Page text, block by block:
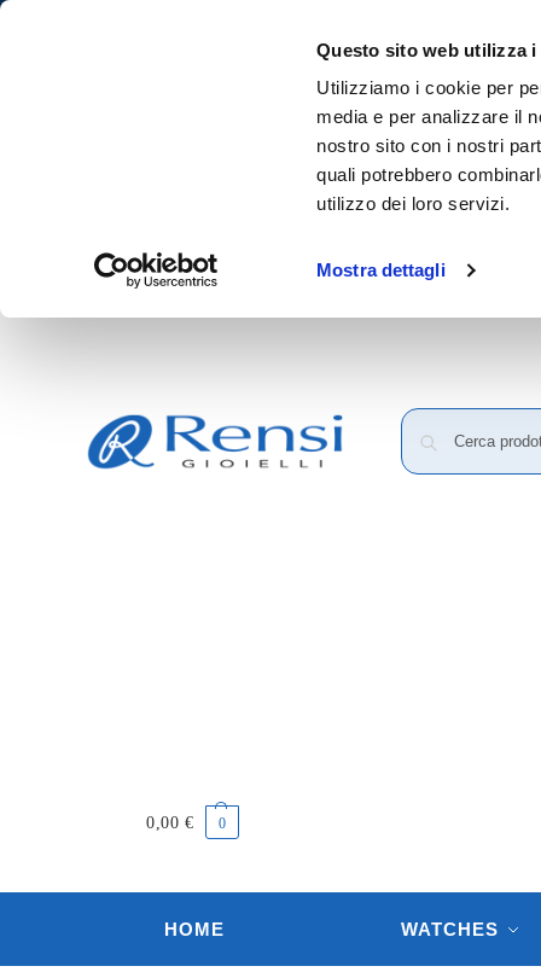
Questo sito web utilizza i
Utilizziamo i cookie per
media e per analizzare il
nostro sito con i nostri
quali potrebbero
utilizzo dei loro servizi.
Mostra dettagli
0,00 € 0
HOME WATCHES